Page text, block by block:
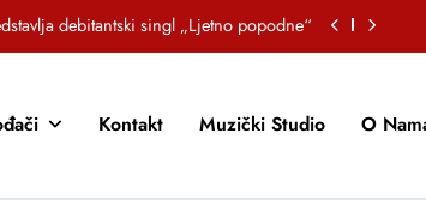
debitantski singl „Ljetno popodne“
POZVALI MALIŠANE NA DOBRE NAVIKE
Kontakt Muzički Studio O